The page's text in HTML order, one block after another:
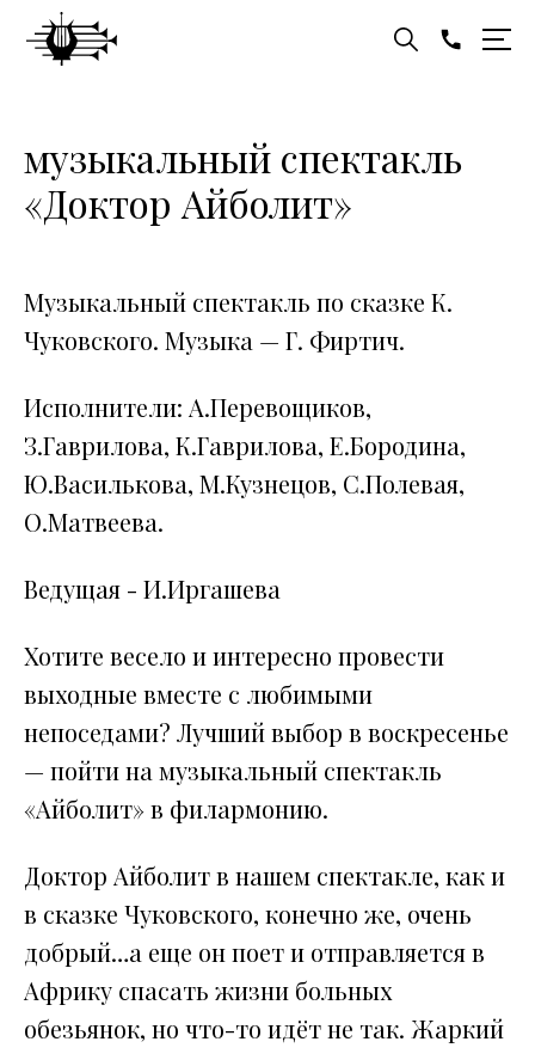
музыкальный спектакль
«Доктор Айболит»
Музыкальный спектакль по сказке К.
Чуковского. Музыка — Г. Фиртич.
Исполнители: А.Перевощиков,
З.Гаврилова, К.Гаврилова, Е.Бородина,
Ю.Василькова, М.Кузнецов, С.Полевая,
О.Матвеева.
Ведущая - И.Иргашева
Хотите весело и интересно провести
выходные вместе с любимыми
непоседами? Лучший выбор в воскресенье
— пойти на музыкальный спектакль
«Айболит» в филармонию.
Доктор Айболит в нашем спектакле, как и
в сказке Чуковского, конечно же, очень
добрый…а еще он поет и отправляется в
Африку спасать жизни больных
обезьянок, но что-то идёт не так. Жаркий